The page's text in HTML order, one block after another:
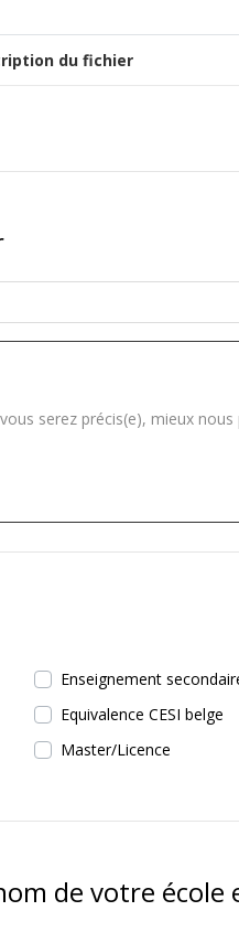
du fichier
serez précis(e), mieux
Enseignement
Equivalence CESI belge
Master/Licence
de votre école